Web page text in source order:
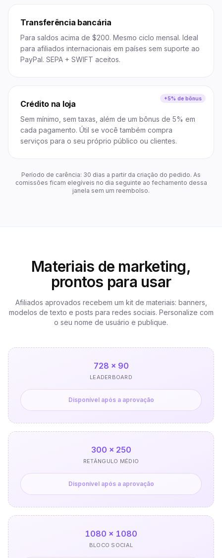
Transferência bancária
Para saldos acima de $200. Mesmo ciclo mensal. Ideal
para afiliados internacionais em países sem suporte ao
PayPal. SEPA + SWIFT aceitos.
+5% de bônus
Crédito na loja
Sem mínimo, sem taxas, além de um bônus de 5% em
cada pagamento. Útil se você também compra
serviços para o seu próprio público ou clientes.
Período de carência: 30 dias a partir da criação do pedido. As
comissões ficam elegíveis no dia seguinte ao fechamento dessa
janela sem um reembolso.
Materiais de marketing,
prontos para usar
Afiliados aprovados recebem um kit de materiais: banners,
modelos de texto e posts para redes sociais. Personalize com
o seu nome de usuário e publique.
728 × 90
LEADERBOARD
Disponível após a aprovação
300 × 250
RETÂNGULO MÉDIO
Disponível após a aprovação
1080 × 1080
BLOCO SOCIAL